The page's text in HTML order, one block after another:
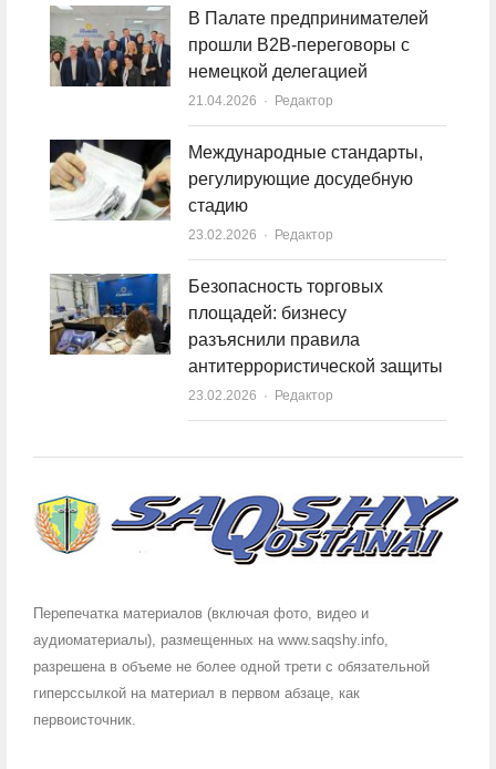
В Палате предпринимателей
прошли B2B-переговоры с
немецкой делегацией
21.04.2026 Author
Редактор
Международные стандарты,
регулирующие досудебную
стадию
23.02.2026 Author
Редактор
Безопасность торговых
площадей: бизнесу
разъяснили правила
антитеррористической защиты
23.02.2026 Author
Редактор
Перепечатка материалов (включая фото, видео и
аудиоматериалы), размещенных на www.saqshy.info,
разрешена в объеме не более одной трети с обязательной
гиперссылкой на материал в первом абзаце, как
первоисточник.